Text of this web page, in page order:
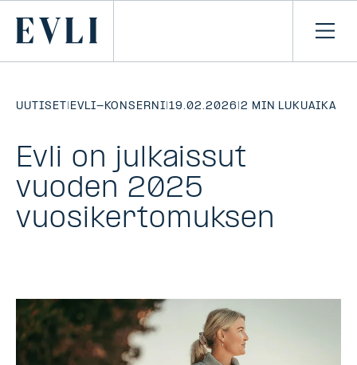
Primary
Avaa
UUTISET | EVLI-KONSERNI|19.02.2026 |2 MIN LUKUAIKA
Evli on julkaissut
vuoden 2025
vuosikertomuksen